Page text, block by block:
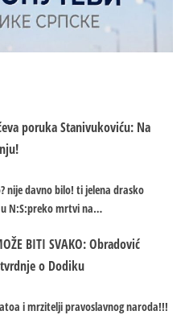
poruka Stanivukoviću: Na
nije davno bilo! ti jelena drasko
N:S:preko mrtvi na…
BITI SVAKO: Obradović
o Dodiku
i mrzitelji pravoslavnog naroda!!!